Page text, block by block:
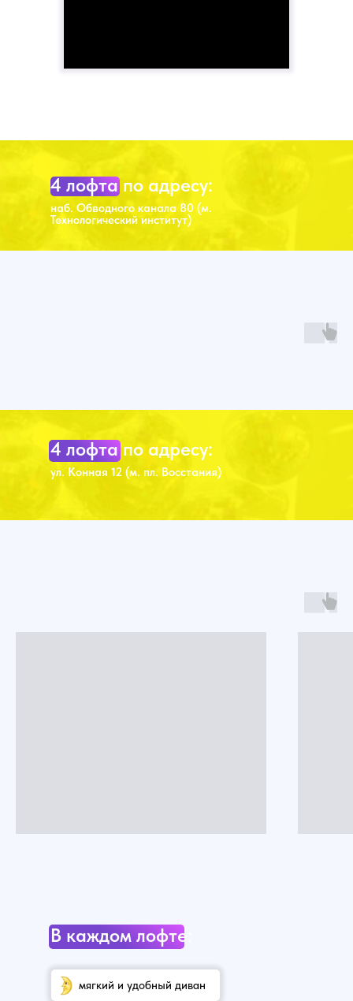
4 лофта по адресу:
наб. Обводного канала 80 (м.
Технологический институт)
4 лофта по адресу:
ул. Конная 12 (м. пл. Восстания)
В каждом лофте:
мягкий и удобный диван